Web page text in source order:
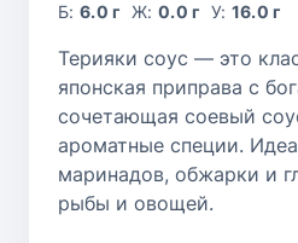
Б:6.0 г Ж: 0.0 г У: 16.0 г
Терияки соус — это
японская приправа с
сочетающая соевый
ароматные специи.
маринадов, обжарки и
рыбы и овощей.